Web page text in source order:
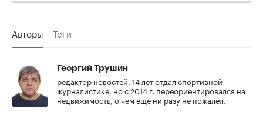
Авторы Теги
Георгий Трушин
редактор новостей. 14 лет отдал спортивной
журналистике, но с 2014 г. переориентировался на
недвижимость, о чем еще ни разу не пожалел.